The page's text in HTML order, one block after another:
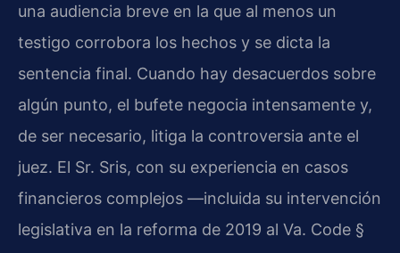
una audiencia breve en la que al menos un
testigo corrobora los hechos y se dicta la
sentencia final. Cuando hay desacuerdos sobre
algún punto, el bufete negocia intensamente y,
de ser necesario, litiga la controversia ante el
juez. El Sr. Sris, con su experiencia en casos
financieros complejos —incluida su intervención
legislativa en la reforma de 2019 al Va. Code §